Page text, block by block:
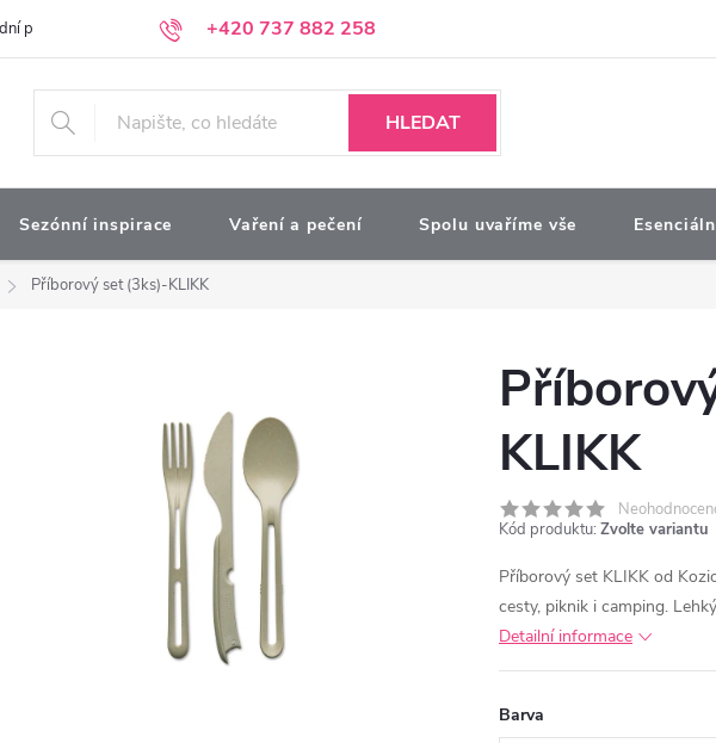
+420 737 882 258
podmínky Podmínky ochrany osobních údajů
HLEDAT
Sezónní inspirace Vaření a pečení Spolu uvaříme vše
Příborový set (3ks)-KLIKK
KLIKK
Kód produktu: Zvolte variantu
Příborový set KLIKK od
cesty, piknik i camping.
Detailní informace
Barva